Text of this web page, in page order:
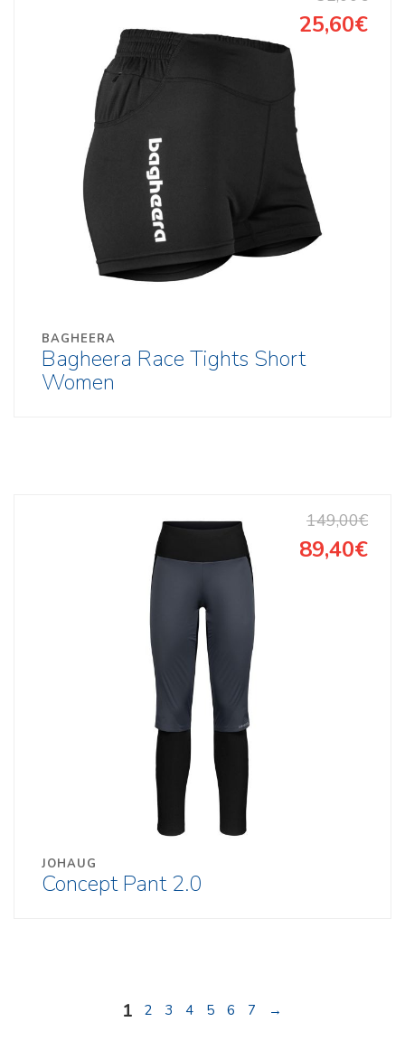
BAGHEERA
Bagheera Race Tights Short
Women
25,60€
JOHAUG
Concept Pant 2.0
149,00€
89,40€
1 2 3 4 5 6 7 →